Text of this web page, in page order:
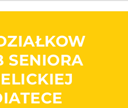
SENIORA